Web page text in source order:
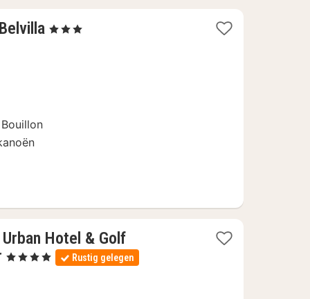
2
, 3 Sterren
Hotel & Golf
1
, 4 Sterren Rustig gelegen